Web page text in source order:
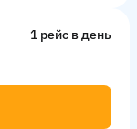
1 рейс в день